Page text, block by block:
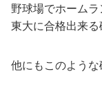
野球場でホーム
東大に合格出来る
他にもこのような